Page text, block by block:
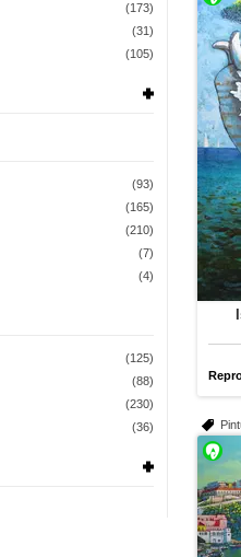
(173)
(31)
(105)
(93)
(165)
(210)
(7)
(4)
(125)
(88)
(230)
(36)